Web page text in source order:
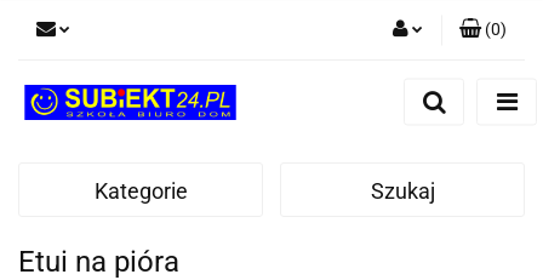
(0)
Kategorie Szukaj
Etui na pióra